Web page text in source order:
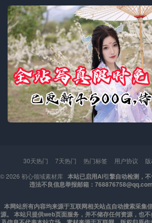
30天热门 7天热门 热门标签 用户协议
© 2026 初心领域素材库 本站已启用AI引擎自动检测，
违法不良信息举报邮箱：
本网站所有内容均来源于互联网相关站点自动搜索采集
源。 本站只提供web页面服务，并不储存任何资源，也